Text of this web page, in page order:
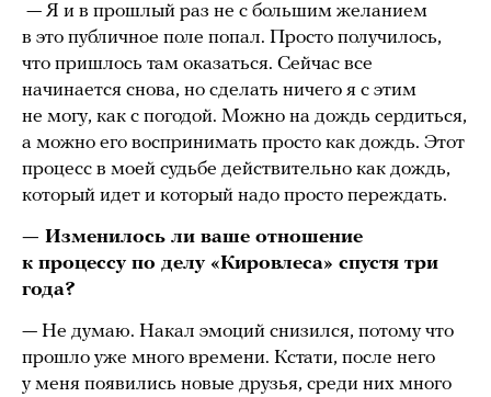
— Я и в прошлый раз не с большим желанием
в это публичное поле попал. Просто получилось,
что пришлось там оказаться. Сейчас все
начинается снова, но сделать ничего я с этим
не могу, как с погодой. Можно на дождь сердиться,
а можно его воспринимать просто как дождь. Этот
процесс в моей судьбе действительно как дождь,
который идет и который надо просто переждать.
— Изменилось ли ваше отношение
к процессу по делу «Кировлеса» спустя три
года?
— Не думаю. Накал эмоций снизился, потому что
прошло уже много времени. Кстати, после него
у меня появились новые друзья, среди них много